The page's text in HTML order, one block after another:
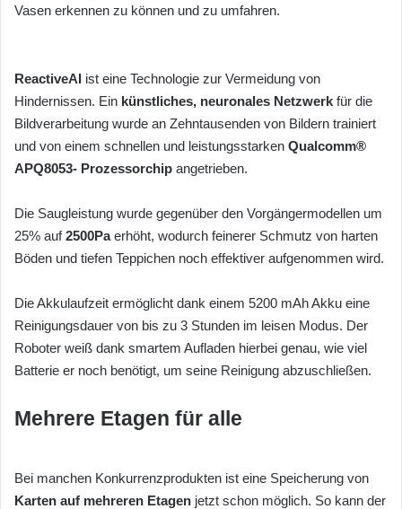
Vasen erkennen zu können und zu umfahren.
ReactiveAI ist eine Technologie zur Vermeidung von
Hindernissen. Ein künstliches, neuronales Netzwerk für die
Bildverarbeitung wurde an Zehntausenden von Bildern trainiert
und von einem schnellen und leistungsstarken Qualcomm®
APQ8053- Prozessorchip angetrieben.
Die Saugleistung wurde gegenüber den Vorgängermodellen um
25% auf2500Paerhöht, wodurch feinerer Schmutz von harten
Böden und tiefen Teppichen noch effektiver aufgenommen wird.
Die Akkulaufzeit ermöglicht dank einem 5200 mAh Akku eine
Reinigungsdauer von bis zu 3 Stunden im leisen Modus. Der
Roboter weiß dank smartem Aufladen hierbei genau, wie viel
Batterie er noch benötigt, um seine Reinigung abzuschließen.
Mehrere Etagen für alle
Bei manchen Konkurrenzprodukten ist eine Speicherung von
Karten auf mehreren Etagen jetzt schon möglich. So kann der